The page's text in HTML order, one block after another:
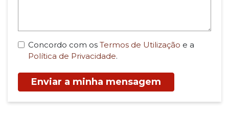
Concordo com os Termos de Utilização e a
Política de Privacidade.
Enviar a minha mensagem